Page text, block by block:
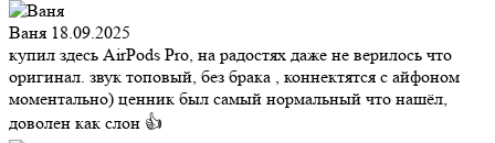
Ваня 18.09.2025
купил здесь AirPods Pro, на радостях даже не верилось что
оригинал. звук топовый, без брака , коннектятся с айфоном
моментально) ценник был самый нормальный что нашёл,
доволен как слон 👍